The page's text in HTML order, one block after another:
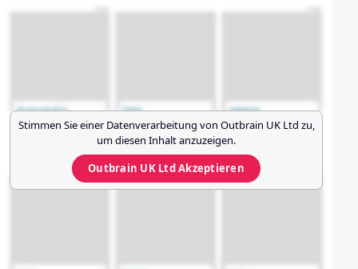
Stimmen Sie einer Datenverarbeitung von Outbrain UK Ltd zu,
um diesen Inhalt anzuzeigen.
Outbrain UK Ltd Akzeptieren